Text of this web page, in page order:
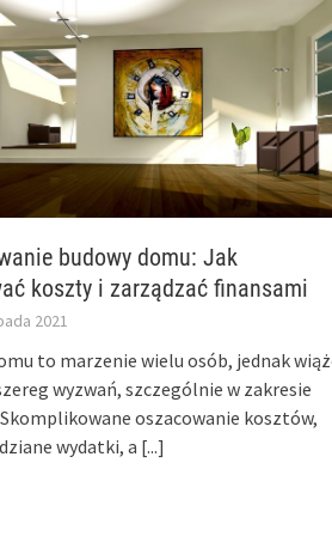
budowy domu: Jak
koszty i zarządzać finansami
2021
to marzenie wielu osób, jednak
wyzwań, szczególnie w zakresie
oszacowanie kosztów,
wydatki, a [...]